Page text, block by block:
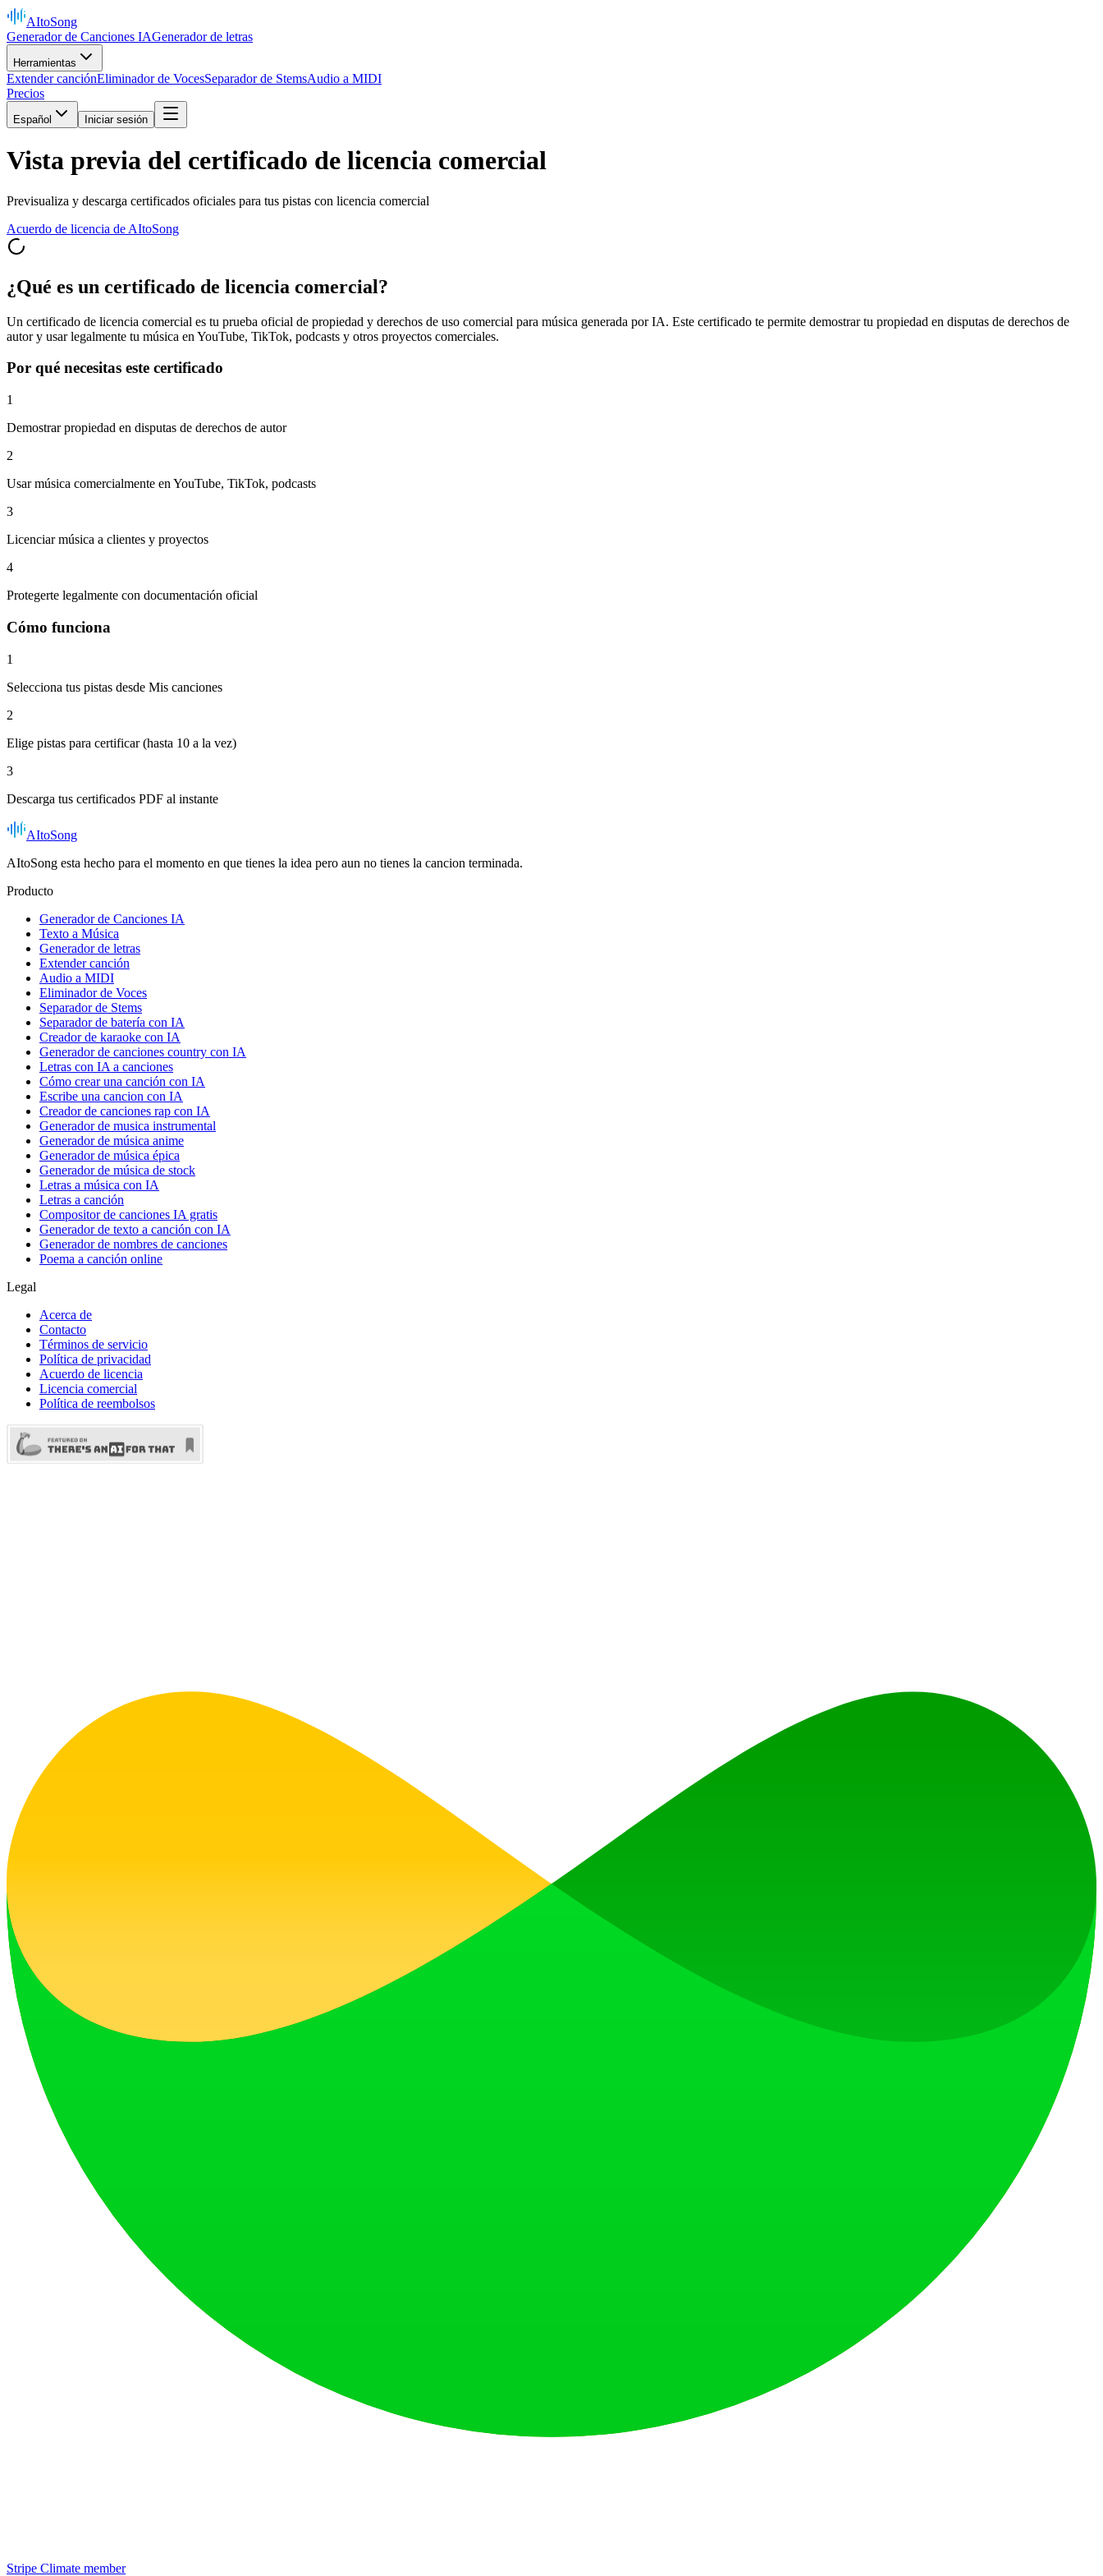
AItoSong
Generador de Canciones IAGenerador de letras
Herramientas
Extender canciónEliminador de VocesSeparador de StemsAudio a MIDI
Precios
Español Iniciar sesión
Vista previa del certificado de licencia comercial
Previsualiza y descarga certificados oficiales para tus pistas con licencia comercial
Acuerdo de licencia de AItoSong
¿Qué es un certificado de licencia comercial?
Un certificado de licencia comercial es tu prueba oficial de propiedad y derechos de uso comercial para música generada por IA. Este certificado te permite demostrar tu propiedad en disputas de derechos de
autor y usar legalmente tu música en YouTube, TikTok, podcasts y otros proyectos comerciales.
Por qué necesitas este certificado
1
Demostrar propiedad en disputas de derechos de autor
2
Usar música comercialmente en YouTube, TikTok, podcasts
3
Licenciar música a clientes y proyectos
4
Protegerte legalmente con documentación oficial
Cómo funciona
1
Selecciona tus pistas desde Mis canciones
2
Elige pistas para certificar (hasta 10 a la vez)
3
Descarga tus certificados PDF al instante
AItoSong
AItoSong esta hecho para el momento en que tienes la idea pero aun no tienes la cancion terminada.
Producto
Generador de Canciones IA
Texto a Música
Generador de letras
Extender canción
Audio a MIDI
Eliminador de Voces
Separador de Stems
Separador de batería con IA
Creador de karaoke con IA
Generador de canciones country con IA
Letras con IA a canciones
Cómo crear una canción con IA
Escribe una cancion con IA
Creador de canciones rap con IA
Generador de musica instrumental
Generador de música anime
Generador de música épica
Generador de música de stock
Letras a música con IA
Letras a canción
Compositor de canciones IA gratis
Generador de texto a canción con IA
Generador de nombres de canciones
Poema a canción online
Legal
Acerca de
Contacto
Términos de servicio
Política de privacidad
Acuerdo de licencia
Licencia comercial
Política de reembolsos
Stripe Climate member